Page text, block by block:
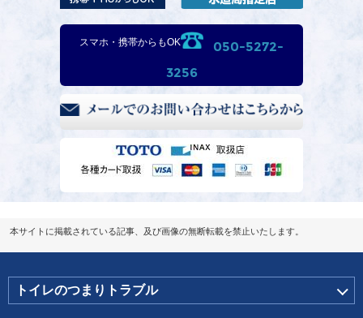
スマホ・携帯からもOK
050-5272-
3256
本サイトに掲載されている記事、及び画像の無断転載を禁止いたします。
トイレのつまりトラブル